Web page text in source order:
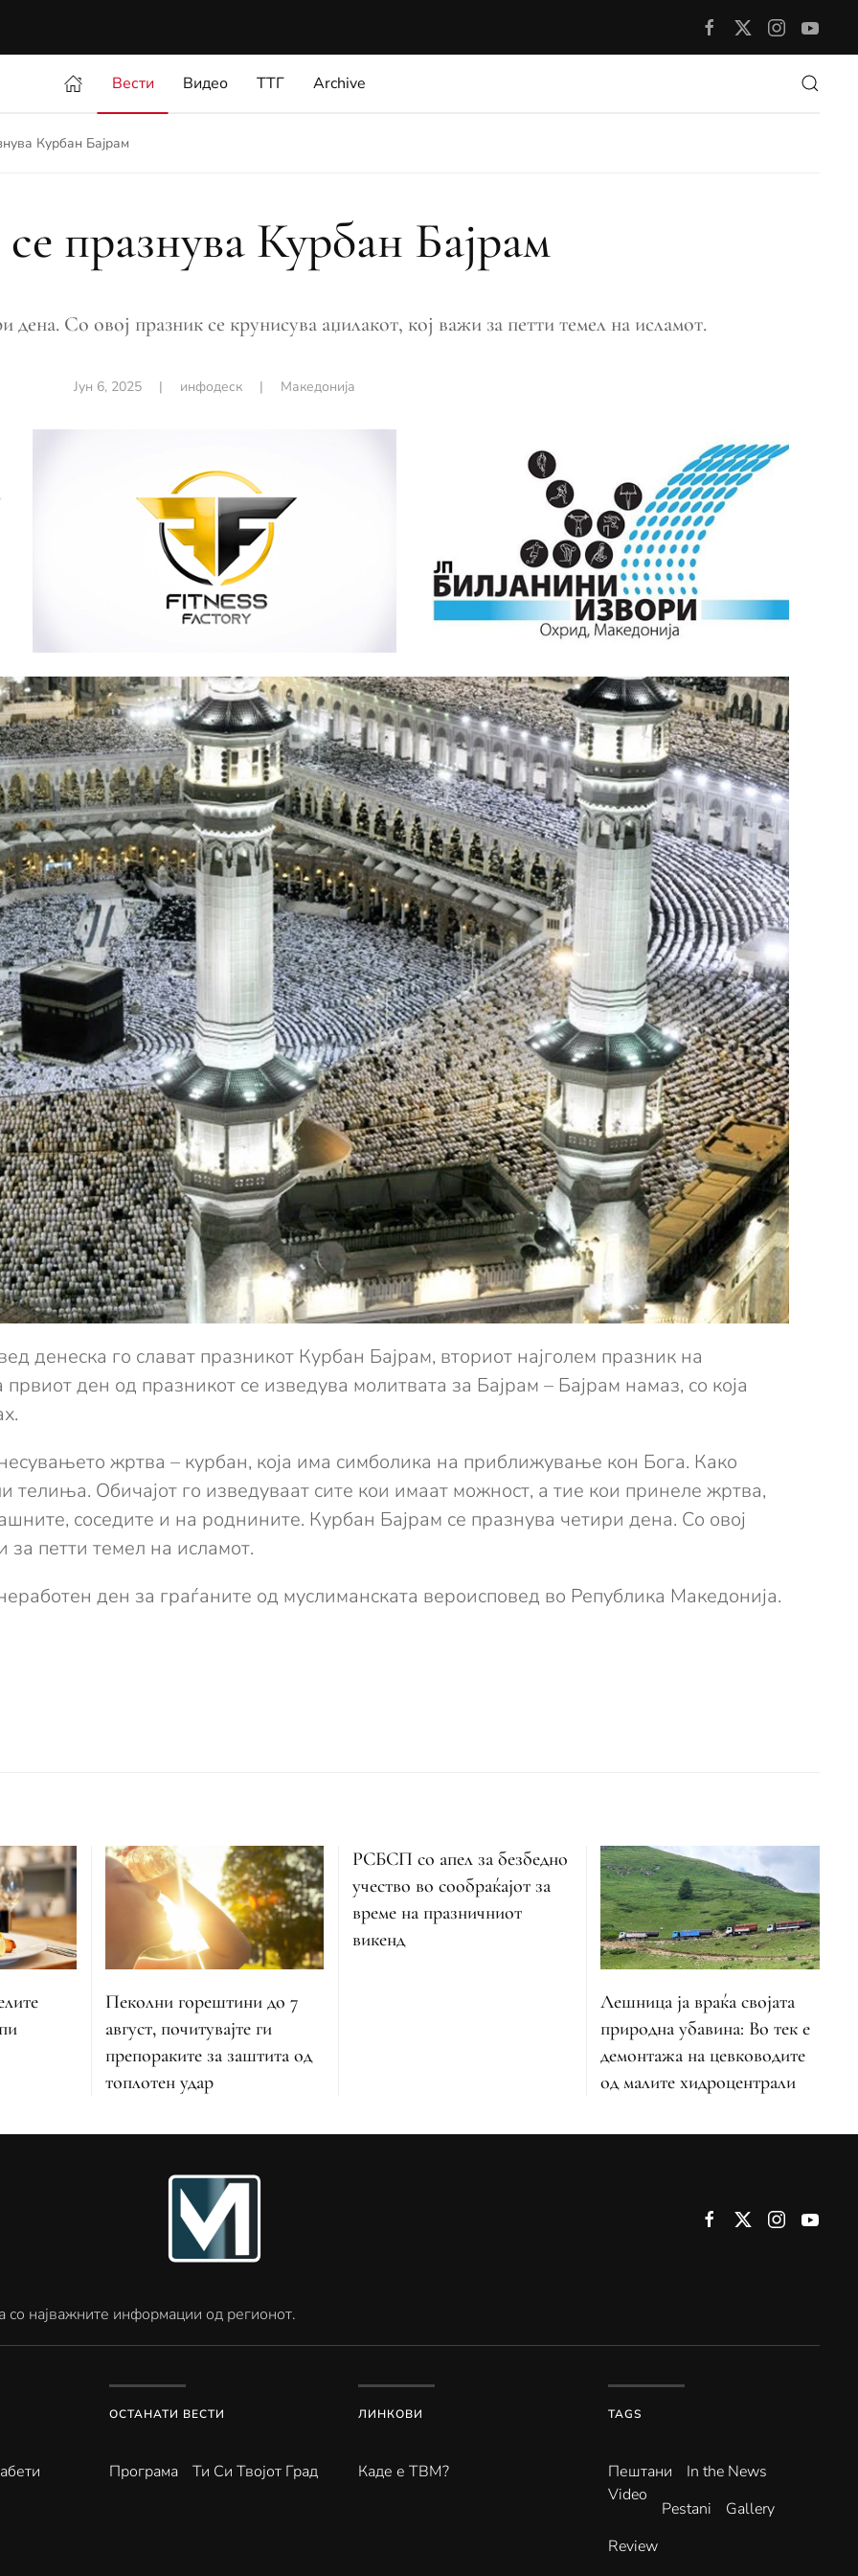
Вести Видео ТТГ Archive
Курбан Бајрам
празнува Курбан Бајрам
дена. Со овој празник се крунисува аџилакот, кој важи за петти темел на исламот.
Јун 6, 2025 | инфодеск | Македонија
денеска го слават празникот Курбан Бајрам, вториот најголем празник на
ден од празникот се изведува молитвата за Бајрам – Бајрам намаз, со која
жртва – курбан, која има симболика на приближување кон Бога. Како
телиња. Обичајот го изведуваат сите кои имаат можност, а тие кои принеле жртва,
соседите и на роднините. Курбан Бајрам се празнува четири дена. Со овој
за петти темел на исламот.
ден за граѓаните од муслиманската вероисповед во Република Македонија.
Пеколни горештини до 7
август, почитувајте ги
препораките за заштита од
топлотен удар
РСБСП со апел за безбедно
учество во сообраќајот за
време на празничниот
викенд
Лешница ја враќа својата
природна убавина: Во тек е
демонтажа на цевководите
од малите хидроцентрали
најважните информации од регионот.
ОСТАНАТИ ВЕСТИ
Програма Ти Си Твојот Град
ЛИНКОВИ
Каде е ТВМ?
TAGS
Пештани
In the News
Video
Pestani
Gallery
Review